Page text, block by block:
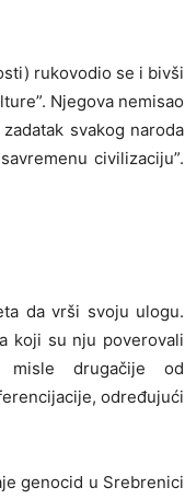
rukovodio se i bivši
Njegova nemisao
svakog naroda
civilizaciju”.
da vrši svoju ulogu.
koji su nju poverovali
drugačije od
određujući
genocid u Srebrenici